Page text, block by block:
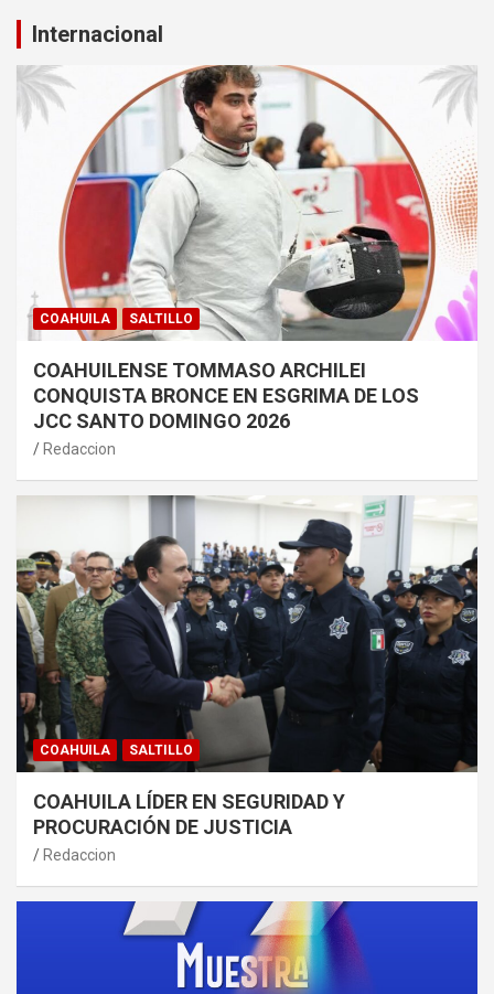
Internacional
COAHUILA SALTILLO
COAHUILENSE TOMMASO ARCHILEI
CONQUISTA BRONCE EN ESGRIMA DE LOS
JCC SANTO DOMINGO 2026
Redaccion
COAHUILA SALTILLO
COAHUILA LÍDER EN SEGURIDAD Y
PROCURACIÓN DE JUSTICIA
Redaccion